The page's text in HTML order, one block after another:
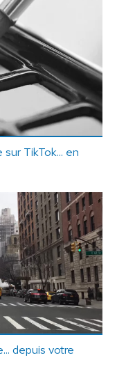
TikTok... en
depuis votre